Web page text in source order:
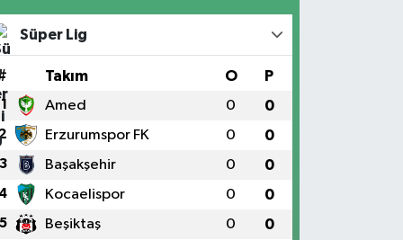
Süper Lig
Takım O P
1 Amed 0 0
Erzurumspor FK 0 0
3 Başakşehir 0 0
Kocaelispor 0 0
5 Beşiktaş 0 0